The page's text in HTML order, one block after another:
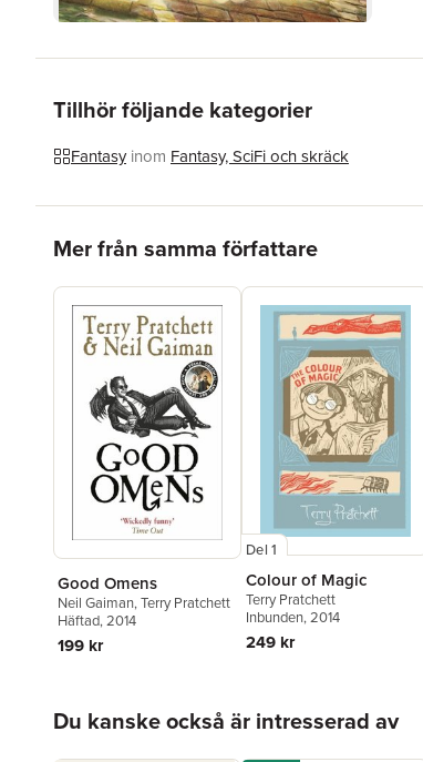
Tillhör följande kategorier
Fantasy inom Fantasy, SciFi och skräck
Mer från samma författare
Good Omens
Neil Gaiman,Terry Pratchett
Häftad, 2014
199 kr
Del 1
Colour of Magic
Terry Pratchett
Inbunden, 2014
249 kr
Du kanske också är intresserad av